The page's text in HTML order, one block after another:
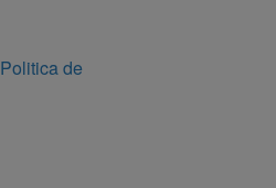
Politica de